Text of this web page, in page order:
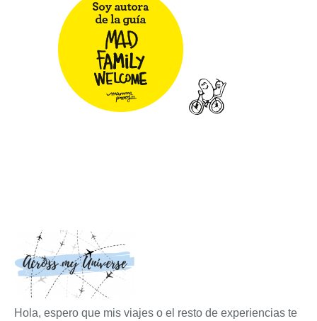
Hola, espero que mis viajes o el resto de experiencias te